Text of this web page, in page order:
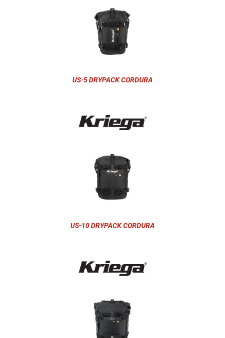
US-5 DRYPACK CORDURA
US-10 DRYPACK CORDURA